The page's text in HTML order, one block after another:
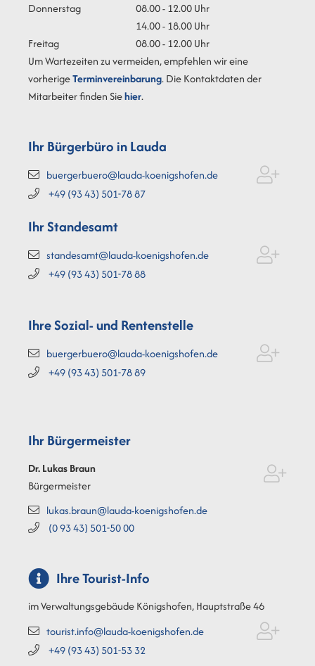
Donnerstag
08.00 - 12.00 Uhr
14.00 - 18.00 Uhr
Freitag
08.00 - 12.00 Uhr
Um Wartezeiten zu vermeiden, empfehlen wir eine
vorherigeTerminvereinbarung. Die Kontaktdaten der
Mitarbeiter finden Siehier.
Ihr Bürgerbüro in Lauda
buergerbuero@lauda-koenigshofen.de
+49 (9343) 501-7887
Ihr Standesamt
standesamt@lauda-koenigshofen.de
+49 (9343) 501-7888
Ihre Sozial- und Rentenstelle
buergerbuero@lauda-koenigshofen.de
+49 (9343) 501-7889
Ihr Bürgermeister
Dr. LukasBraun
Bürgermeister
lukas.braun@lauda-koenigshofen.de
(09343) 501-5000
Ihre Tourist-Info
im Verwaltungsgebäude Königshofen, Hauptstraße 46
tourist.info@lauda-koenigshofen.de
+49 (9343) 501-5332